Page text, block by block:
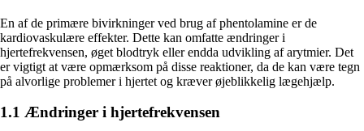
En af de primære bivirkninger ved brug af phentolamine er de
kardiovaskulære effekter. Dette kan omfatte ændringer i
hjertefrekvensen, øget blodtryk eller endda udvikling af arytmier. Det
er vigtigt at være opmærksom på disse reaktioner, da de kan være tegn
på alvorlige problemer i hjertet og kræver øjeblikkelig lægehjælp.
1.1 Ændringer i hjertefrekvensen